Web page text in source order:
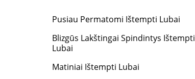
Pusiau Permatomi Ištempti Lubai
Blizgūs Lakštingai Spindintys Ištempti
Lubai
Matiniai Ištempti Lubai